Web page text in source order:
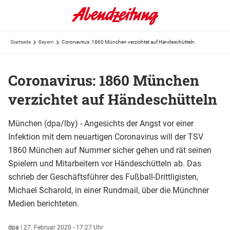
Startseite Bayern Coronavirus: 1860 München verzichtet auf Händeschütteln
Coronavirus: 1860 München
verzichtet auf Händeschütteln
München (dpa/lby) - Angesichts der Angst vor einer
Infektion mit dem neuartigen Coronavirus will der TSV
1860 München auf Nummer sicher gehen und rät seinen
Spielern und Mitarbeitern vor Händeschütteln ab. Das
schrieb der Geschäftsführer des Fußball-Drittligisten,
Michael Scharold, in einer Rundmail, über die Münchner
Medien berichteten.
dpa | 27. Februar 2020 - 17:27 Uhr